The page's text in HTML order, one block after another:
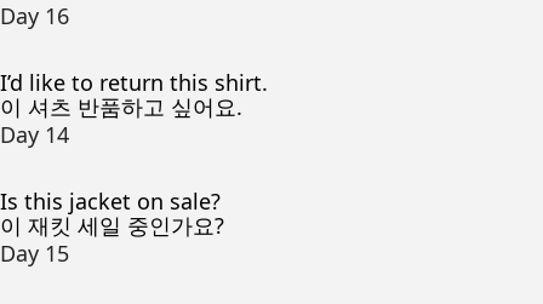
Day 16
I’d like to return this shirt.
이 셔츠 반품하고 싶어요.
Day 14
Is this jacket on sale?
이 재킷 세일 중인가요?
Day 15